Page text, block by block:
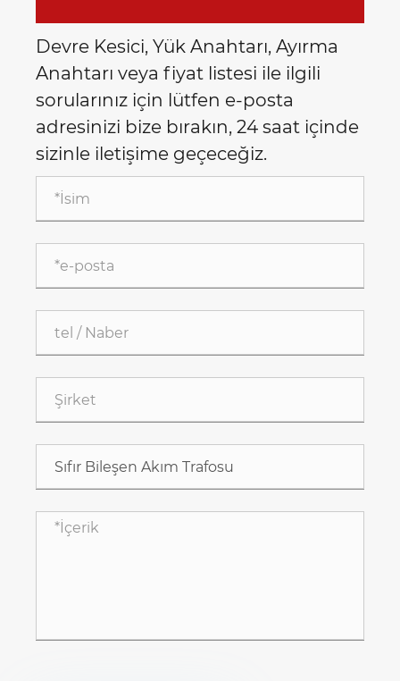
Devre Kesici, Yük Anahtarı, Ayırma
Anahtarı veya fiyat listesi ile ilgili
sorularınız için lütfen e-posta
adresinizi bize bırakın, 24 saat içinde
sizinle iletişime geçeceğiz.